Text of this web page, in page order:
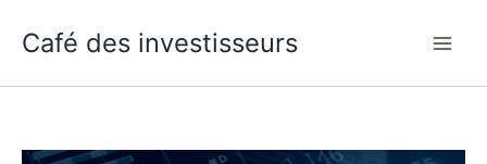
Café des investisseurs